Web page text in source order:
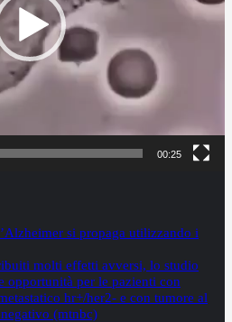
00:25
si propaga utilizzando i
molti effetti avversi, lo studio
opportunità per le pazienti con
hr+/her2- e con tumore al
(mtnbc)